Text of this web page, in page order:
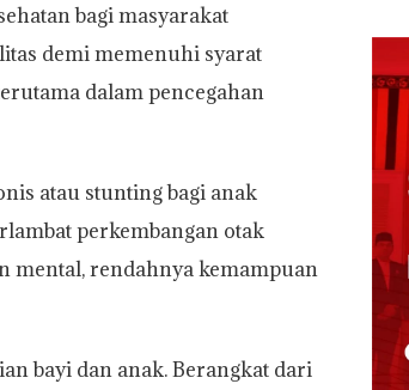
bagi masyarakat
demi memenuhi syarat
dalam pencegahan
atau stunting bagi anak
perkembangan otak
mental, rendahnya kemampuan
bayi dan anak. Berangkat dari